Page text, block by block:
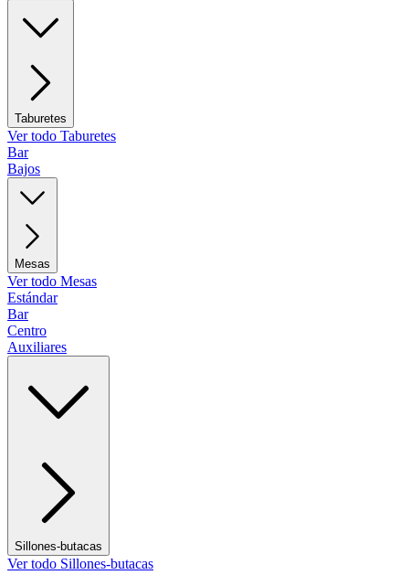
Taburetes
Ver todo Taburetes
Bar
Bajos
Mesas
Ver todo Mesas
Estándar
Bar
Centro
Auxiliares
Sillones-butacas
Ver todo Sillones-butacas